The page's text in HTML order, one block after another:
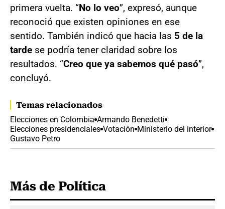
primera vuelta. “No lo veo”, expresó, aunque
reconoció que existen opiniones en ese
sentido. También indicó que hacia las 5 de la
tarde se podría tener claridad sobre los
resultados. “Creo que ya sabemos qué pasó”,
concluyó.
Temas relacionados
Elecciones en Colombia Armando Benedetti
Elecciones presidenciales Votación Ministerio del interior
Gustavo Petro
Más de Política